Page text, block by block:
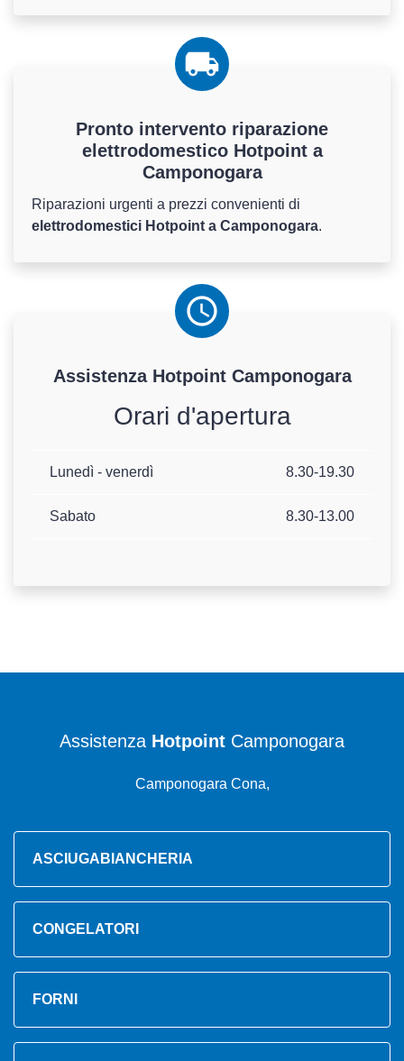
Pronto intervento riparazione
elettrodomestico Hotpoint a
Camponogara
Riparazioni urgenti a prezzi convenienti di
elettrodomestici Hotpoint a Camponogara.
Assistenza HotpointCamponogara
Orari d'apertura
Lunedì - venerdì 8.30-19.30
Sabato 8.30-13.00
Assistenza Hotpoint Camponogara
Camponogara Cona,
ASCIUGABIANCHERIA
CONGELATORI
FORNI